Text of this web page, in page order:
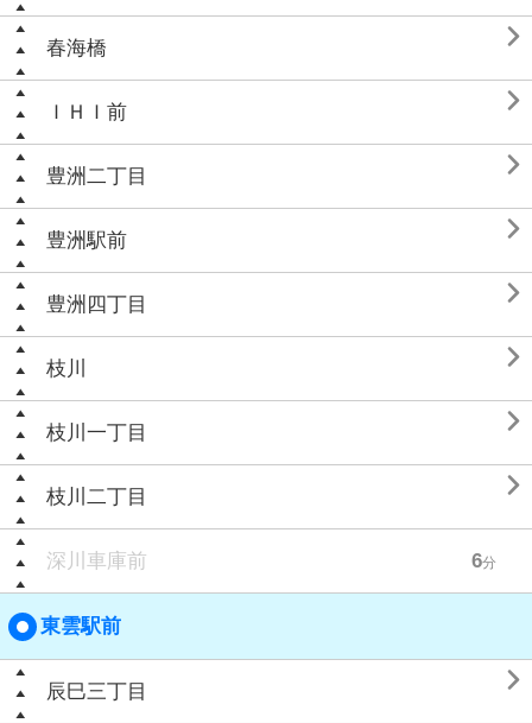
春海橋 
ＩＨＩ前 
豊洲二丁目 
豊洲駅前 
豊洲四丁目 
枝川 
枝川一丁目 
枝川二丁目 
深川車庫前 6分
東雲駅前
辰巳三丁目 